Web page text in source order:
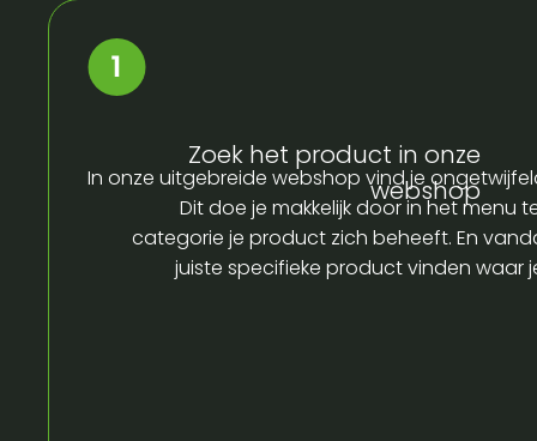
Zoek het product in onze
webshop
In onze uitgebreide webshop vind je
Dit doe je makkelijk door in het menu
categorie je product zich beheeft. En
juiste specifieke product vinden waar